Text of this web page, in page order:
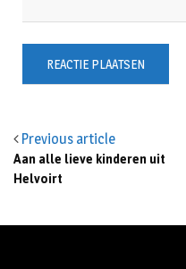
Previous article
Aan alle lieve kinderen uit
Helvoirt